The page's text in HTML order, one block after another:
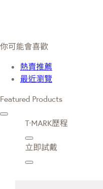
你可能會喜歡
熱賣推薦
最近瀏覽
Featured Products
T·MARK歷程
立即試戴